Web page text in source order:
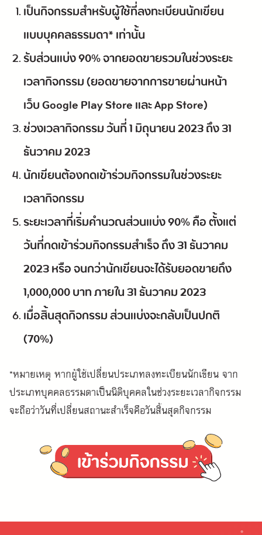
เป็นกิจกรรมสำหรับผู้ใช้ที่ลงทะเบียนนักเขียน
แบบบุคคลธรรมดา* เท่านั้น
รับส่วนแบ่ง 90% จากยอดขายรวมในช่วงระยะ
เวลากิจกรรม (ยอดขายจากการขายผ่านหน้า
เว็บ Google Play Store และ App Store)
ช่วงเวลากิจกรรม วันที่ 1 มิถุนายน 2023 ถึง 31
ธันวาคม 2023
นักเขียนต้องกดเข้าร่วมกิจกรรมในช่วงระยะ
เวลากิจกรรม
ระยะเวลาที่เริ่มคำนวณส่วนแบ่ง 90% คือ ตั้งแต่
วันที่กดเข้าร่วมกิจกรรมสำเร็จ ถึง 31 ธันวาคม
2023 หรือ จนกว่านักเขียนจะได้รับยอดขายถึง
1,000,000 บาท ภายใน 31 ธันวาคม 2023
เมื่อสิ้นสุดกิจกรรม ส่วนแบ่งจะกลับเป็นปกติ
(70%)
*หมายเหตุ หากผู้ใช้เปลี่ยนประเภทลงทะเบียนนักเขียน จาก
ประเภทบุคคลธรรมดาเป็นนิติบุคคลในช่วงระยะเวลากิจกรรม
จะถือว่าวันที่เปลี่ยนสถานะสำเร็จคือวันสิ้นสุดกิจกรรม